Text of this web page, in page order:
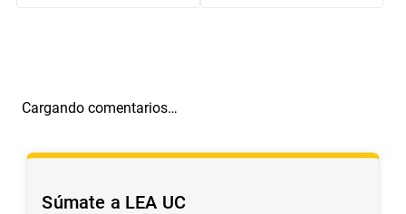
Cargando comentarios…
Súmate a LEA UC